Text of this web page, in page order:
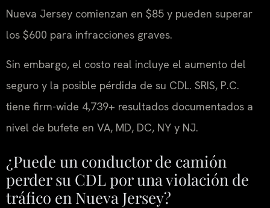
Nueva Jersey comienzan en $85 y pueden superar
los $600 para infracciones graves.
Sin embargo, el costo real incluye el aumento del
seguro y la posible pérdida de su CDL. SRIS, P.C.
tiene firm-wide 4,739+ resultados documentados a
nivel de bufete en VA, MD, DC, NY y NJ.
¿Puede un conductor de camión
perder su CDL por una violación de
tráfico en Nueva Jersey?